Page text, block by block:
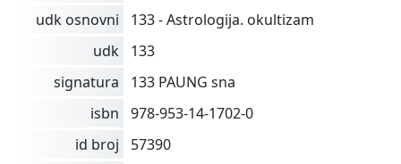
udk osnovni
133 - Astrologija. okultizam
udk
133
signatura
133 PAUNG sna
isbn
978-953-14-1702-0
id broj
57390